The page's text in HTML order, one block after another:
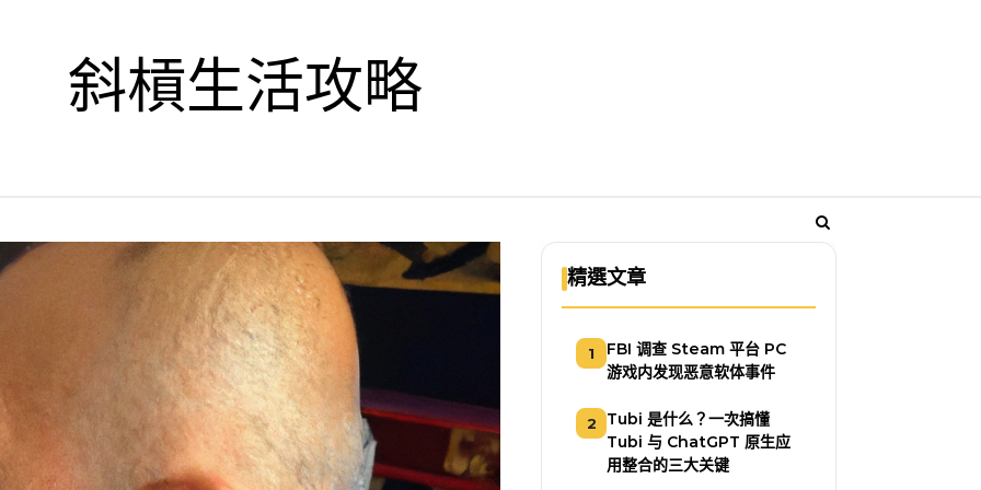
斜槓生活攻略
精選文章
1
FBI 调查 Steam 平台 PC
游戏内发现恶意软体事件
2
Tubi 是什么？一次搞懂
Tubi 与 ChatGPT 原生应
用整合的三大关键